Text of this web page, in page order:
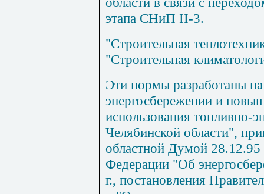
этапа СНиП II-3.
"Строительная
"Строительная
Эти нормы разработаны
энергосбережении и
использования топливно-
Челябинской области",
областной Думой 28.12.95
Федерации "Об
г., постановления